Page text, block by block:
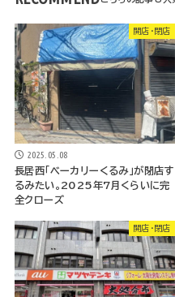
開店・閉店
2025.05.08
長居西「ベーカリーくるみ」が閉店す
るみたい。2025年7月くらいに完
全クローズ
開店・閉店